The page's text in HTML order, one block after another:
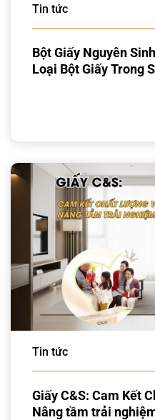
Tin tức
Bột Giấy Nguyên
Loại Bột Giấy Trong
Tin tức
Giấy C&S: Cam Kết
Nâng tầm trải